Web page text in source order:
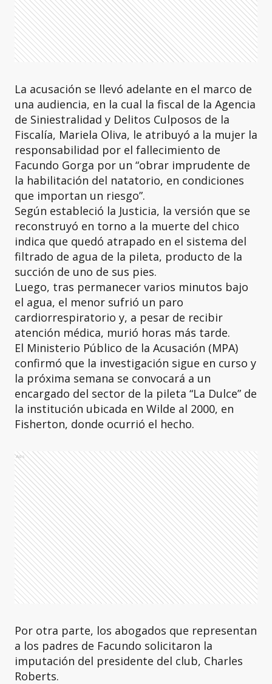
La acusación se llevó adelante en el marco de
una audiencia, en la cual la fiscal de la Agencia
de Siniestralidad y Delitos Culposos de la
Fiscalía, Mariela Oliva, le atribuyó a la mujer la
responsabilidad por el fallecimiento de
Facundo Gorga por un “obrar imprudente de
la habilitación del natatorio, en condiciones
que importan un riesgo”.
Según estableció la Justicia, la versión que se
reconstruyó en torno a la muerte del chico
indica que quedó atrapado en el sistema del
filtrado de agua de la pileta, producto de la
succión de uno de sus pies.
Luego, tras permanecer varios minutos bajo
el agua, el menor sufrió un paro
cardiorrespiratorio y, a pesar de recibir
atención médica, murió horas más tarde.
El Ministerio Público de la Acusación (MPA)
confirmó que la investigación sigue en curso y
la próxima semana se convocará a un
encargado del sector de la pileta “La Dulce” de
la institución ubicada en Wilde al 2000, en
Fisherton, donde ocurrió el hecho.
Ads
Por otra parte, los abogados que representan
a los padres de Facundo solicitaron la
imputación del presidente del club, Charles
Roberts.